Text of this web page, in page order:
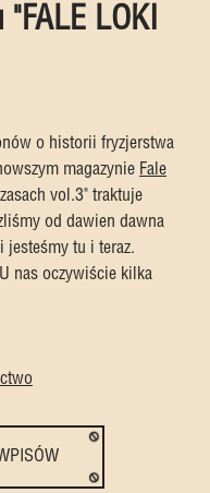
LOKI
o historii fryzjerstwa
magazynie Fale
vol.3" traktuje
od dawien dawna
jesteśmy tu i teraz.
nas oczywiście kilka